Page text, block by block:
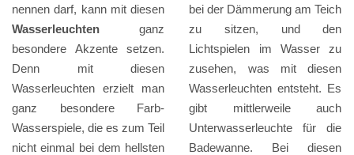
nennen darf, kann mit diesen
Wasserleuchten ganz
besondere Akzente setzen.
Denn mit diesen
Wasserleuchten erzielt man
ganz besondere Farb-
Wasserspiele, die es zum Teil
nicht einmal bei dem hellsten
bei der Dämmerung am Teich
zu sitzen, und den
Lichtspielen im Wasser zu
zusehen, was mit diesen
Wasserleuchten entsteht. Es
gibt mittlerweile auch
Unterwasserleuchte für die
Badewanne. Bei diesen